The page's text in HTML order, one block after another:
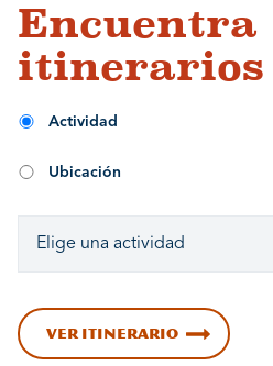
Encuentra
itinerarios
Actividad
Ubicación
VER ITINERARIO